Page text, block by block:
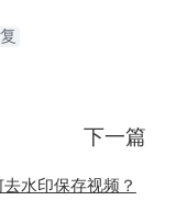
下一篇
水印保存视频？